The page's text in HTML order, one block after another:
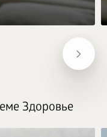
Здоровье